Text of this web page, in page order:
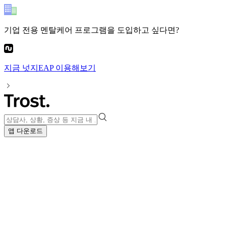
기업 전용 멘탈케어 프로그램을 도입하고 싶다면?
지금 넛지EAP이용해보기
앱 다운로드